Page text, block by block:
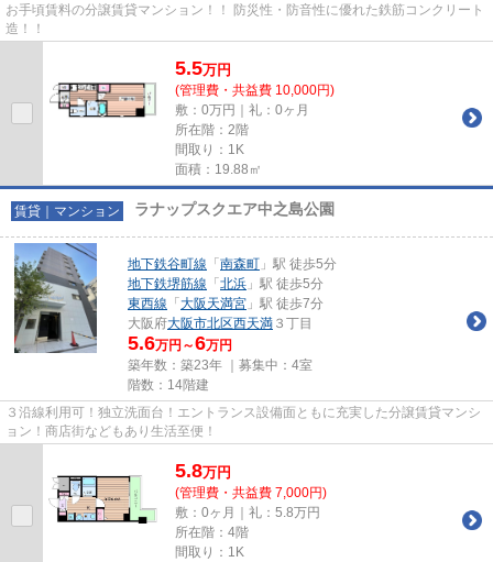
お手頃賃料の分譲賃貸マンション！！ 防災性・防音性に優れた鉄筋コンクリート
造！！
5.5万円
(管理費・共益費 10,000円)
敷：0万円｜礼：0ヶ月
所在階：2階
間取り：1K
面積：19.88㎡
賃貸｜マンション ラナップスクエア中之島公園
地下鉄谷町線 「 南森町 」駅 徒歩5分
地下鉄堺筋線 「 北浜 」駅 徒歩5分
東西線 「 大阪天満宮 」駅 徒歩7分
大阪府大阪市北区西天満 ３丁目
5.6万円～6万円
築年数：築23年 ｜募集中： 4室
階数：14階建
３沿線利用可！独立洗面台！エントランス設備面ともに充実した分譲賃貸マンシ
ョン！商店街などもあり生活至便！
5.8万円
(管理費・共益費 7,000円)
敷：0ヶ月｜礼：5.8万円
所在階：4階
間取り：1K